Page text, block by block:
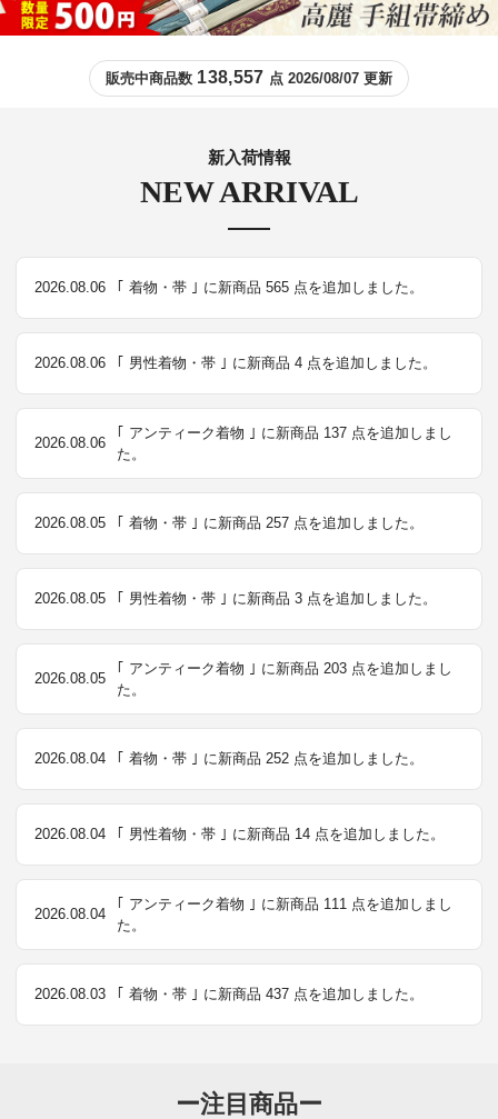
販売中商品数 138,557 点 2026/08/07 更新
NEW ARRIVAL
新入荷情報
2026.08.06 ｢ 着物・帯 ｣ に新商品 565 点を追加しました。
2026.08.06 ｢ 男性着物・帯 ｣ に新商品 4 点を追加しました。
2026.08.06
｢ アンティーク着物 ｣ に新商品 137 点を追加しまし
た。
2026.08.05 ｢ 着物・帯 ｣ に新商品 257 点を追加しました。
2026.08.05 ｢ 男性着物・帯 ｣ に新商品 3 点を追加しました。
2026.08.05
｢ アンティーク着物 ｣ に新商品 203 点を追加しまし
た。
2026.08.04 ｢ 着物・帯 ｣ に新商品 252 点を追加しました。
2026.08.04 ｢ 男性着物・帯 ｣ に新商品 14 点を追加しました。
2026.08.04
｢ アンティーク着物 ｣ に新商品 111 点を追加しまし
た。
2026.08.03 ｢ 着物・帯 ｣ に新商品 437 点を追加しました。
ー注目商品ー